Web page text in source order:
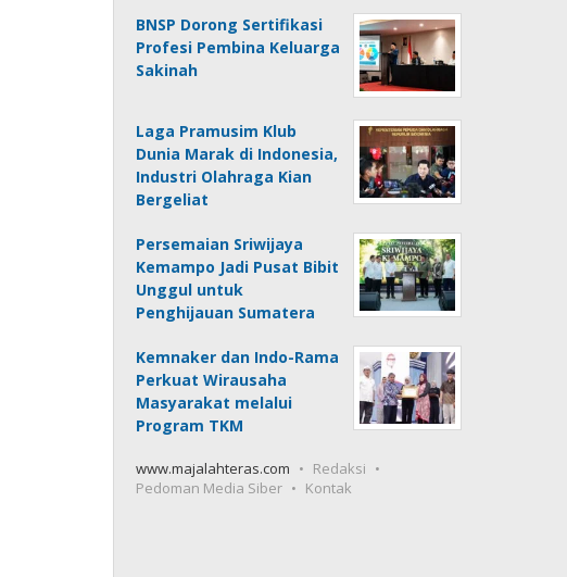
BNSP Dorong Sertifikasi
Profesi Pembina Keluarga
Sakinah
Laga Pramusim Klub
Dunia Marak di Indonesia,
Industri Olahraga Kian
Bergeliat
Persemaian Sriwijaya
Kemampo Jadi Pusat Bibit
Unggul untuk
Penghijauan Sumatera
Kemnaker dan Indo-Rama
Perkuat Wirausaha
Masyarakat melalui
Program TKM
www.majalahteras.com
Redaksi
Pedoman Media Siber
Kontak